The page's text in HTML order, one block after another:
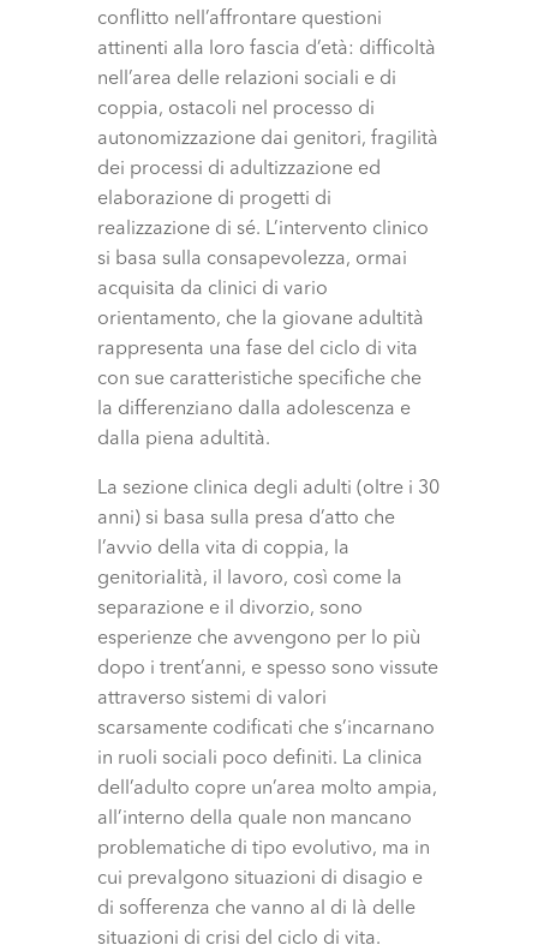
conflitto nell’affrontare questioni
attinenti alla loro fascia d’età: difficoltà
nell’area delle relazioni sociali e di
coppia, ostacoli nel processo di
autonomizzazione dai genitori, fragilità
dei processi di adultizzazione ed
elaborazione di progetti di
realizzazione di sé. L’intervento clinico
si basa sulla consapevolezza, ormai
acquisita da clinici di vario
orientamento, che la giovane adultità
rappresenta una fase del ciclo di vita
con sue caratteristiche specifiche che
la differenziano dalla adolescenza e
dalla piena adultità.
La sezione clinica degli adulti (oltre i 30
anni) si basa sulla presa d’atto che
l’avvio della vita di coppia, la
genitorialità, il lavoro, così come la
separazione e il divorzio, sono
esperienze che avvengono per lo più
dopo i trent’anni, e spesso sono vissute
attraverso sistemi di valori
scarsamente codificati che s’incarnano
in ruoli sociali poco definiti. La clinica
dell’adulto copre un’area molto ampia,
all’interno della quale non mancano
problematiche di tipo evolutivo, ma in
cui prevalgono situazioni di disagio e
di sofferenza che vanno al di là delle
situazioni di crisi del ciclo di vita.